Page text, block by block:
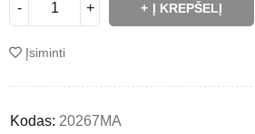
Į KREPŠELĮ
Įsiminti
Kodas: 20267MA